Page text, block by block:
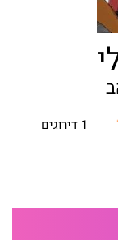
1 דירוגים